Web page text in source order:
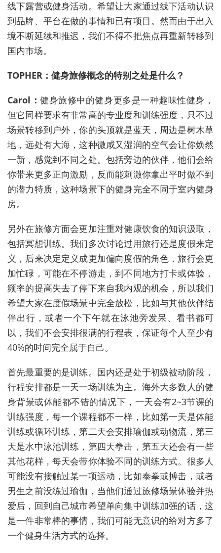
线下露营或健身活动。希望让大家通过线下活动认识
到品牌、平台在做的事情和已有项目。然而由于出入
境不断延续和推迟，我们不得不把焦点再重新转移到
国内市场。
TOPHER：健身旅修概念的特别之处是什么？
Carol：健身旅修中的健身更多是一种趣味性健身，
但它同样要求有非常高的专业度和训练强度，只不过
场景转移到户外，你的头顶就是蓝天，周边是树木草
地，远处有大海，这种微咸又湿润的空气会让你焕然
一新，感觉到不同之处。包括旁边的伙伴，他们会给
你带来更多正向激励，反而能刺激你拿出平时做不到
的潜力特质，这种场景下的健身完全不同于室内健身
房。
另外在旅修方面会更加注重对健康饮食的知识汲取，
包括冥想训练。我们多次讨论过用旅行还是度假来定
义，后来决定定义成更加偏向度假的角色，旅行会更
加忙碌，可能在不停游走，到不同地方打卡或体验，
频率的提高失去了停下来自我内观的机会，所以我们
希望大家在度假场景中完全放松，比如与其他伙伴结
伴出行，或者一个下午就在泳池旁发呆、看书都可
以，我们不会安排很满的行程表，保证每个人至少有
40%的时间完全属于自己。
首先最重要的是训练。国内还是处于初级被动阶段，
行程安排都是一天一场训练为主。海外大多数人的健
身背景或体能都不错的情况下，一天会有2~3节课的
训练强度，每一个课程都不一样，比如第一天是体能
训练或循环训练，第二天会安排瑜伽或动物流，第三
天是水中泳池训练，第四天拳击，第五天还会有一些
其他花样，每天会带你体验不同的训练方式。很多人
可能没有接触过某一项运动，比如泰拳或搏击，或者
男生之前没练过瑜伽，当他们通过旅修场景体验并热
爱后，回到自己城市希望单向集中训练加强的话，这
是一件非常棒的事情，我们可能无意识的给对方多了
一个健身生活方式的选择。